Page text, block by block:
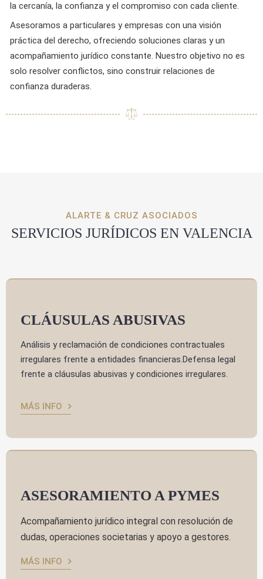
la cercanía, la confianza y el compromiso con cada cliente.
Asesoramos a particulares y empresas con una visión
práctica del derecho, ofreciendo soluciones claras y un
acompañamiento jurídico constante. Nuestro objetivo no es
solo resolver conflictos, sino construir relaciones de
confianza duraderas.
ALARTE & CRUZ ASOCIADOS
SERVICIOS JURÍDICOS EN VALENCIA
CLÁUSULAS ABUSIVAS
Análisis y reclamación de condiciones contractuales
irregulares frente a entidades financieras.Defensa legal
frente a cláusulas abusivas y condiciones irregulares.
MÁS INFO
ASESORAMIENTO A PYMES
Acompañamiento jurídico integral con resolución de
dudas, operaciones societarias y apoyo a gestores.
MÁS INFO